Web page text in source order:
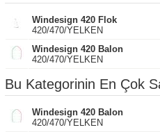
Windesign 420 Flok
420/470/YELKEN
Windesign 420 Balon
420/470/YELKEN
Bu Kategorinin En Çok
Windesign 420 Balon
420/470/YELKEN